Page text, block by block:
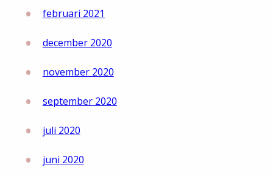
februari 2021
december 2020
november 2020
september 2020
juli 2020
juni 2020